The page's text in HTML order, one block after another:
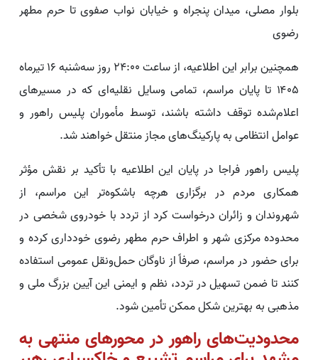
بلوار مصلی، میدان پنجراه و خیابان نواب صفوی تا حرم مطهر
رضوی
همچنین برابر این اطلاعیه، از ساعت ۲۴:۰۰ روز سه‌شنبه ۱۶ تیرماه
۱۴۰۵ تا پایان مراسم، تمامی وسایل نقلیه‌ای که در مسیرهای
اعلام‌شده توقف داشته باشند، توسط مأموران پلیس راهور و
عوامل انتظامی به پارکینگ‌های مجاز منتقل خواهند شد.
پلیس راهور فراجا در پایان این اطلاعیه با تأکید بر نقش مؤثر
همکاری مردم در برگزاری هرچه باشکوه‌تر این مراسم، از
شهروندان و زائران درخواست کرد از تردد با خودروی شخصی در
محدوده مرکزی شهر و اطراف حرم مطهر رضوی خودداری کرده و
برای حضور در مراسم، صرفاً از ناوگان حمل‌ونقل عمومی استفاده
کنند تا ضمن تسهیل در تردد، نظم و ایمنی این آیین بزرگ ملی و
مذهبی به بهترین شکل ممکن تأمین شود.
محدودیت‌های راهور در محورهای منتهی به